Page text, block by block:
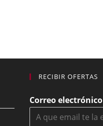
RECIBIR OFERTAS
Correo electrónico